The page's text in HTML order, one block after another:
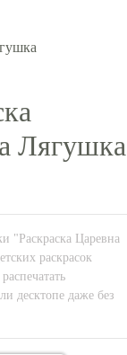
Лягушка
"Раскраска Царевна
раскрасок
десктопе даже без